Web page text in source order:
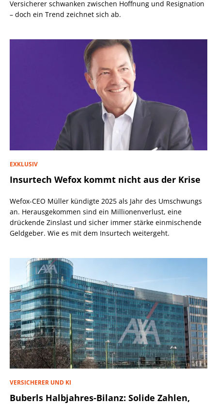
Versicherer schwanken zwischen Hoffnung und Resignation
– doch ein Trend zeichnet sich ab.
EXKLUSIV
Insurtech Wefox kommt nicht aus der Krise
Wefox-CEO Müller kündigte 2025 als Jahr des Umschwungs
an. Herausgekommen sind ein Millionenverlust, eine
drückende Zinslast und sicher immer stärke einmischende
Geldgeber. Wie es mit dem Insurtech weitergeht.
VERSICHERER UND KI
Buberls Halbjahres-Bilanz: Solide Zahlen,